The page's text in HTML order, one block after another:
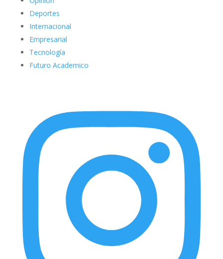
Deportes
Internacional
Empresarial
Tecnología
Futuro Academico